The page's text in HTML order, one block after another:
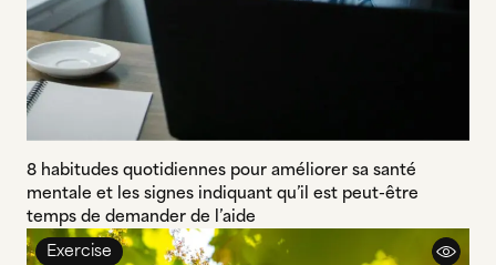
8 habitudes quotidiennes pour améliorer sa santé
mentale et les signes indiquant qu’il est peut-être
temps de demander de l’aide
Exercise